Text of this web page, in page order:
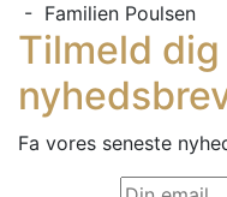
- Familien Poulsen
Tilmeld
Fa vores seneste